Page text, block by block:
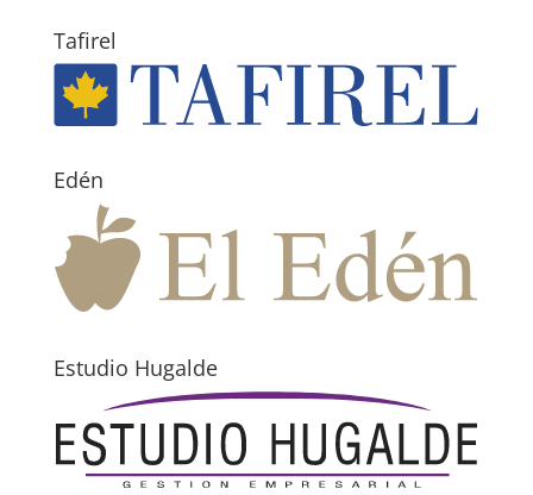
Tafirel
Edén
Estudio Hugalde